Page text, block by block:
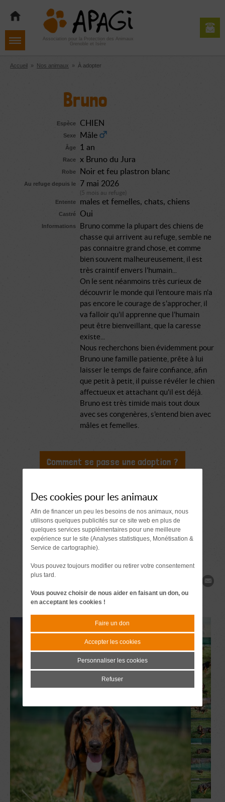
navigation
contenu
Aller
pied
de
Association pour la Protection des Animaux
Grenoble et Isère
Accueil » Nos animaux » À adopter
Bruno
Espèce CHIEN
Sexe Mâle
Âge 1 an
Race x Bruno du Jura
Robe Noir et feu plastron blanc
Au refuge depuis le 7 mai 2026
(5 mois au refuge)
Entente
males et femelles chats chiens
Castré Oui
Informations
Bruno comme la plupart des chiens de
chasse qui arrivent au refuge, semble ne
pas connaitre grand chose, et comme
bien souvent malheureusement, il est
très craintif envers l'humain...
On le sent néanmoins très curieux de
découvrir le monde qui l'entoure mais n'a
pas encore le courage de s'approcher, il
va falloir qu'il apprenne que l'humain
peut être bienveillant, que la caresse
existe...
Nous recherchons bien évidemment pour
Bruno une famille patiente, prête à lui
laisser le temps de faire confiance, afin
que petit à petit, il puisse révéler le chien
affectueux et attachant qu'il est déjà.
Bruno est très timide mais tout doux
avec ses congenères, s'entend bien avec
mâles et femelles.
Comment se passe une adoption ?
Demande de
renseignements
Des cookies pour les animaux
Afin de financer un peu les besoins de nos animaux, nous
utilisons quelques publicités sur ce site web en plus de
quelques services supplémentaires pour une meilleure
expérience sur le site (Analyses statistiques, Monétisation &
Service de cartographie).
Vous pouvez toujours modifier ou retirer votre consentement
plus tard.
Vous pouvez choisir de nous aider en faisant un don, ou
en acceptant les cookies !
Faire un don
Accepter les cookies
Personnaliser les cookies
Refuser